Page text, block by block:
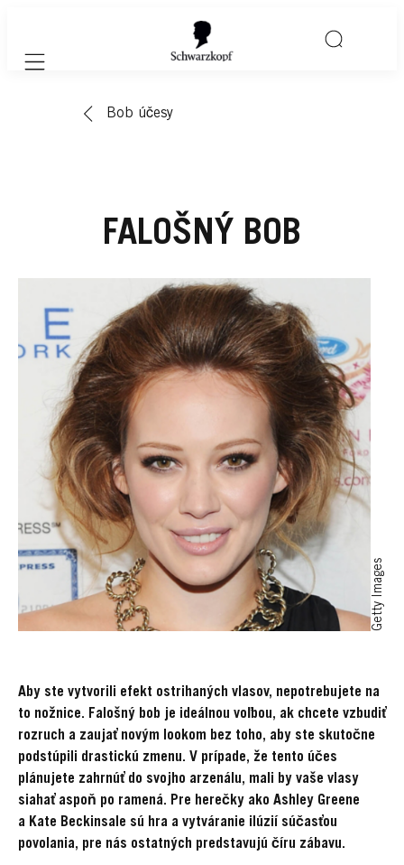
Mobile navigation
Bob účesy
FALOŠNÝ BOB
Getty Images
Aby ste vytvorili efekt ostrihaných vlasov, nepotrebujete na
to nožnice. Falošný bob je ideálnou voľbou, ak chcete vzbudiť
rozruch a zaujať novým lookom bez toho, aby ste skutočne
podstúpili drastickú zmenu. V prípade, že tento účes
plánujete zahrnúť do svojho arzenálu, mali by vaše vlasy
siahať aspoň po ramená. Pre herečky ako Ashley Greene
a Kate Beckinsale sú hra a vytváranie ilúzií súčasťou
povolania, pre nás ostatných predstavujú číru zábavu.